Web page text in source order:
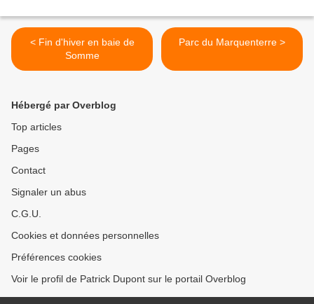
< Fin d'hiver en baie de
Somme
Parc du Marquenterre >
Hébergé par Overblog
Top articles
Pages
Contact
Signaler un abus
C.G.U.
Cookies et données personnelles
Préférences cookies
Voir le profil de Patrick Dupont sur le portail Overblog